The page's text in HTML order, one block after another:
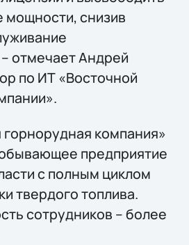
мощности, снизив
отмечает Андрей
по ИТ «Восточной
компания»
предприятие
с полным циклом
твердого топлива.
сотрудников – более